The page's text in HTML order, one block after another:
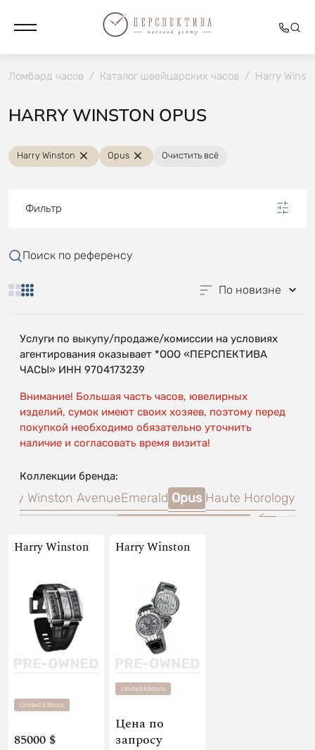
Ломбард часов / Каталог швейцарских часов / Harry
HARRY WINSTON OPUS
Harry Winston Opus Очистить всё
Фильтр
Поиск по референсу
По новизне
Услуги по выкупу/продаже/комиссии на условиях
агентирования оказывает *ООО «ПЕРСПЕКТИВА
ЧАСЫ» ИНН 9704173239
Внимание! Большая часть часов, ювелирных
изделий, сумок имеют своих хозяев, поэтому перед
покупкой необходимо обязательно уточнить
наличие и согласовать время визита!
Коллекции бренда:
Winston AvenueEmerald Opus Haute Horology
Harry Winston
Limited Editions
85000 $
Harry Winston
Limited Editions
Цена по
запросу